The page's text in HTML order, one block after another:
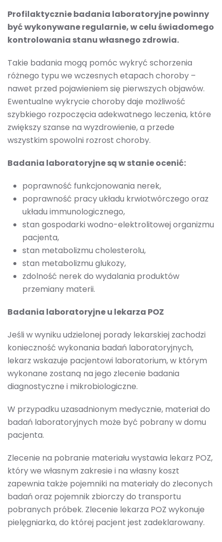
Profilaktycznie badania laboratoryjne powinny
być wykonywane regularnie, w celu świadomego
kontrolowania stanu własnego zdrowia.
Takie badania mogą pomóc wykryć schorzenia
różnego typu we wczesnych etapach choroby –
nawet przed pojawieniem się pierwszych objawów.
Ewentualne wykrycie choroby daje możliwość
szybkiego rozpoczęcia adekwatnego leczenia, które
zwiększy szanse na wyzdrowienie, a przede
wszystkim spowolni rozrost choroby.
Badania laboratoryjne są w stanie ocenić:
poprawność funkcjonowania nerek,
poprawność pracy układu krwiotwórczego oraz
układu immunologicznego,
stan gospodarki wodno-elektrolitowej organizmu
pacjenta,
stan metabolizmu cholesterolu,
stan metabolizmu glukozy,
zdolność nerek do wydalania produktów
przemiany materii.
Badania laboratoryjne u lekarza POZ
Jeśli w wyniku udzielonej porady lekarskiej zachodzi
konieczność wykonania badań laboratoryjnych,
lekarz wskazuje pacjentowi laboratorium, w którym
wykonane zostaną na jego zlecenie badania
diagnostyczne i mikrobiologiczne.
W przypadku uzasadnionym medycznie, materiał do
badań laboratoryjnych może być pobrany w domu
pacjenta.
Zlecenie na pobranie materiału wystawia lekarz POZ,
który we własnym zakresie i na własny koszt
zapewnia także pojemniki na materiały do zleconych
badań oraz pojemnik zbiorczy do transportu
pobranych próbek. Zlecenie lekarza POZ wykonuje
pielęgniarka, do której pacjent jest zadeklarowany.